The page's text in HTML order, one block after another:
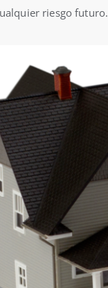
riesgo futuro.